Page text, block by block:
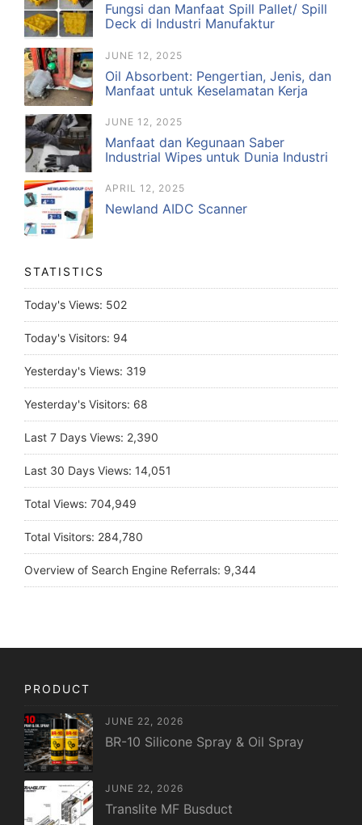
Fungsi dan Manfaat Spill Pallet/ Spill
Deck di Industri Manufaktur
JUNE 12, 2025
Oil Absorbent: Pengertian, Jenis, dan
Manfaat untuk Keselamatan Kerja
JUNE 12, 2025
Manfaat dan Kegunaan Saber
Industrial Wipes untuk Dunia Industri
APRIL 12, 2025
Newland AIDC Scanner
STATISTICS
Today's Views: 502
Today's Visitors: 94
Yesterday's Views: 319
Yesterday's Visitors: 68
Last 7 Days Views: 2,390
Last 30 Days Views: 14,051
Total Views: 704,949
Total Visitors: 284,780
Overview of Search Engine Referrals: 9,344
PRODUCT
JUNE 22, 2026
BR-10 Silicone Spray & Oil Spray
JUNE 22, 2026
Translite MF Busduct